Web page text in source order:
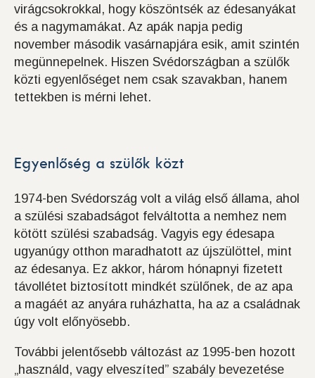
virágcsokrokkal, hogy köszöntsék az édesanyákat
és a nagymamákat. Az apák napja pedig
november második vasárnapjára esik, amit szintén
megünnepelnek. Hiszen Svédországban a szülők
közti egyenlőséget nem csak szavakban, hanem
tettekben is mérni lehet.
Egyenlőség a szülők közt
1974-ben Svédország volt a világ első állama, ahol
a szülési szabadságot felváltotta a nemhez nem
kötött szülési szabadság. Vagyis egy édesapa
ugyanúgy otthon maradhatott az újszülöttel, mint
az édesanya. Ez akkor, három hónapnyi fizetett
távollétet biztosított mindkét szülőnek, de az apa
a magáét az anyára ruházhatta, ha az a családnak
úgy volt előnyösebb.
További jelentősebb változást az 1995-ben hozott
„használd, vagy elveszíted” szabály bevezetése